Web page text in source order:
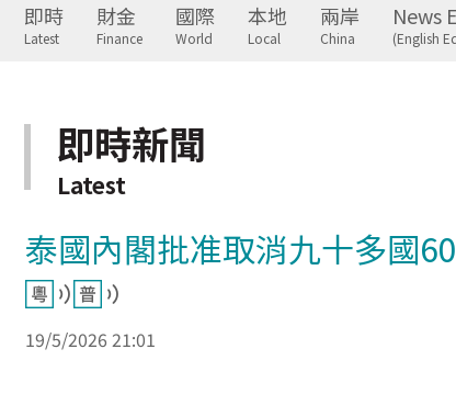
即時
Latest
財金
Finance
國際
World
本地
Local
兩岸
China
News
(English
即時新聞
Latest
泰國內閣批准取消九十多國
19/5/2026 21:01